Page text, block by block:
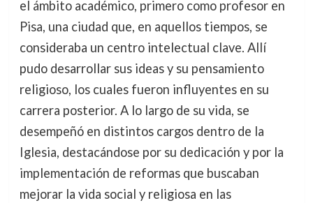
el ámbito académico, primero como profesor en
Pisa, una ciudad que, en aquellos tiempos, se
consideraba un centro intelectual clave. Allí
pudo desarrollar sus ideas y su pensamiento
religioso, los cuales fueron influyentes en su
carrera posterior. A lo largo de su vida, se
desempeñó en distintos cargos dentro de la
Iglesia, destacándose por su dedicación y por la
implementación de reformas que buscaban
mejorar la vida social y religiosa en las